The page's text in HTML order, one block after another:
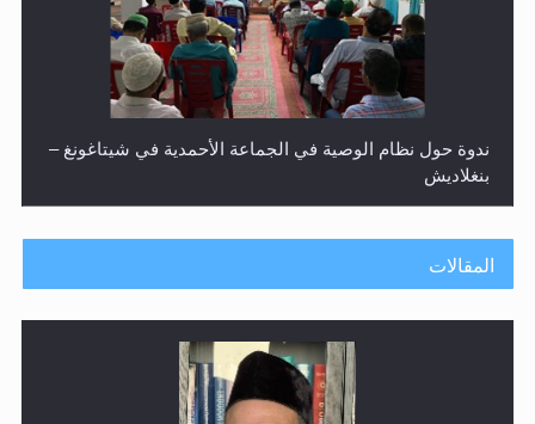
ندوة حول نظام الوصية في الجماعة الأحمدية في شيتاغونغ –
بنغلاديش
المقالات